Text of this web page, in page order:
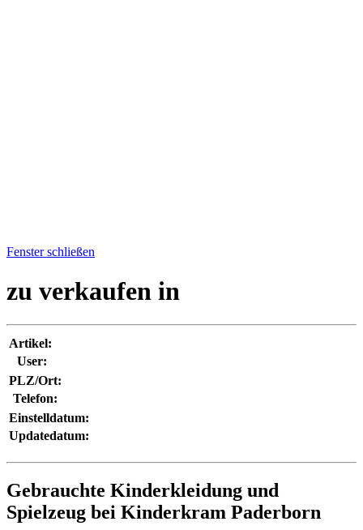
Fenster schließen
zu verkaufen in
Artikel:
User:
PLZ/Ort:
Telefon:
Einstelldatum:
Updatedatum:
Gebrauchte Kinderkleidung und
Spielzeug bei Kinderkram Paderborn